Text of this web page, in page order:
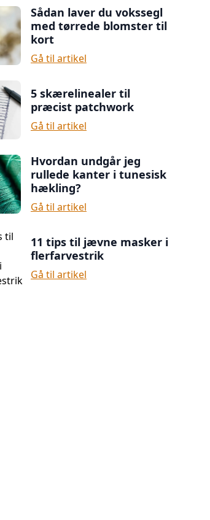
Sådan laver du vokssegl
med tørrede blomster til
kort
Gå til artikel
5 skærelinealer til
præcist patchwork
Gå til artikel
Hvordan undgår jeg
rullede kanter i tunesisk
hækling?
Gå til artikel
11 tips til jævne masker i
flerfarvestrik
Gå til artikel